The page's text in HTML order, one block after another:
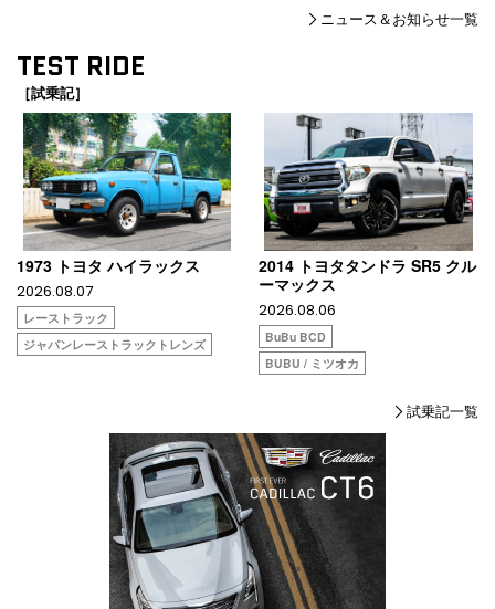
ニュース＆お知らせ一覧
TEST RIDE
［試乗記］
1973 トヨタ ハイラックス
2026.08.07
レーストラック
ジャパンレーストラックトレンズ
2014 トヨタタンドラ SR5 クル
ーマックス
2026.08.06
BuBu BCD
BUBU / ミツオカ
試乗記一覧